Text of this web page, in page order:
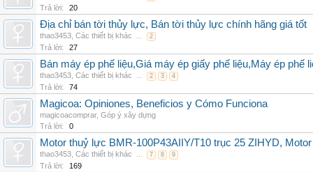
Trả lời: 20
Địa chỉ bán tời thủy lực, Bán tời thủy lực chính hãng giá tốt
thao3453 Các thiết bị khác ... 2
Trả lời: 27
Bán máy ép phế liệu,Giá máy ép giấy phế liệu,Máy ép phế
thao3453 Các thiết bị khác ... 2 3 4
Trả lời: 74
Magicoa: Opiniones, Beneficios y Cómo Funciona
magicoacomprar, Góp ý xây dựng
Trả lời:
0
Motor thuỷ lực BMR-100P43AIIY/T10 trục 25 ZIHYD,
thao3453 Các thiết bị khác ... 7 8 9
Trả lời: 169